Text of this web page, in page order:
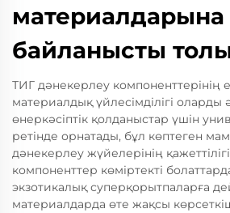
материалдарына
байланысты
ТИГ дәнекерлеу компоненттерінің
материалдық үйлесімділігі оларды
өнеркәсіптік қолданыстар үшін
ретінде орнатады, бұл көптеген
дәнекерлеу жүйелерінің
компоненттер көміртекті
экзотикалық суперқорытпаларға
материалдарда өте жақсы